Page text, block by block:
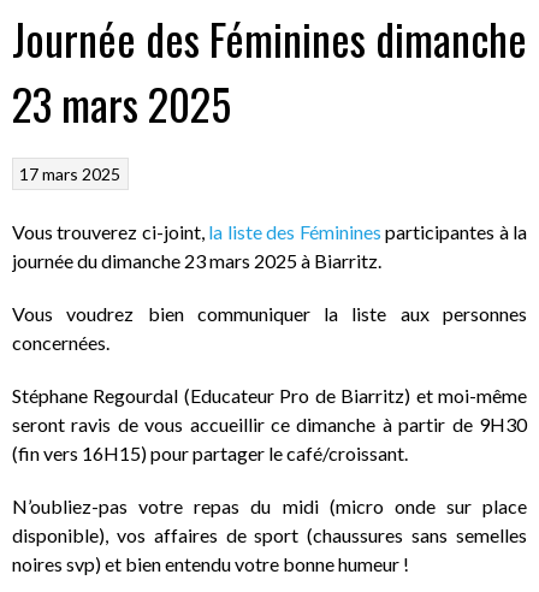
Journée des Féminines dimanche
23 mars 2025
17 mars 2025
Vous trouverez ci-joint, la liste des Féminines participantes à la
journée du dimanche 23 mars 2025 à Biarritz.
Vous voudrez bien communiquer la liste aux personnes
concernées.
Stéphane Regourdal (Educateur Pro de Biarritz) et moi-même
seront ravis de vous accueillir ce dimanche à partir de 9H30
(fin vers 16H15) pour partager le café/croissant.
N’oubliez-pas votre repas du midi (micro onde sur place
disponible), vos affaires de sport (chaussures sans semelles
noires svp) et bien entendu votre bonne humeur !